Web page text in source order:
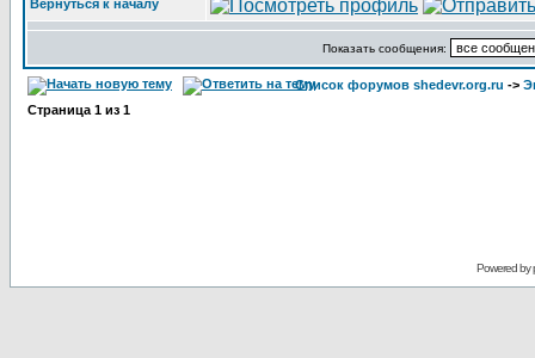
Вернуться к началу
Показать сообщения:
Список форумов shedevr.org.ru ->
Страница 1 из 1
Powered by